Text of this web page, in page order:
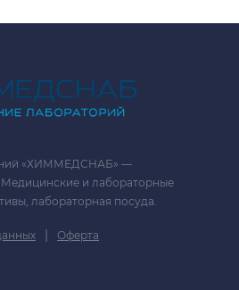
«ХИММЕДСНАБ» —
и лабораторные
лабораторная посуда.
| Оферта